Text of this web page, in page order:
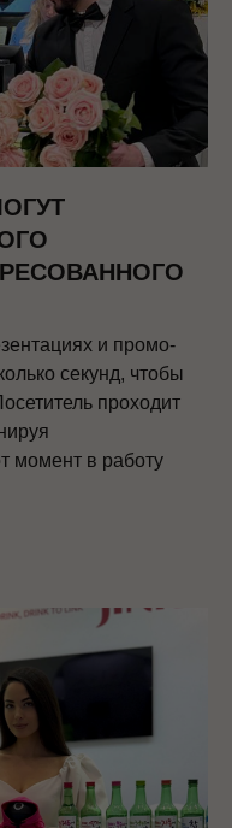
и промо-
секунд, чтобы
проходит
момент в работу